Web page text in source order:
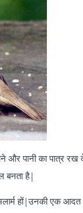
पानी का पात्र रख
बनता है|
हों|उनकी एक आदत